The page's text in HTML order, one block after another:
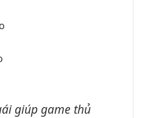
giúp game thủ